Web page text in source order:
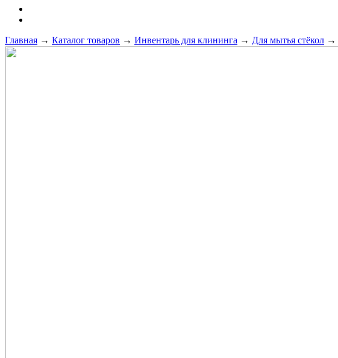
Главная → Каталог товаров → Инвентарь для клининга → Для мытья стёкол →